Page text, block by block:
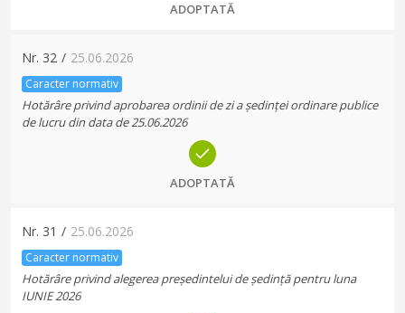
ADOPTATĂ
Nr. 32 / 25.06.2026
Caracter normativ
Hotărâre privind aprobarea ordinii de zi a ședinței ordinare publice
de lucru din data de 25.06.2026
ADOPTATĂ
Nr. 31 / 25.06.2026
Caracter normativ
Hotărâre privind alegerea președintelui de ședință pentru luna
IUNIE 2026